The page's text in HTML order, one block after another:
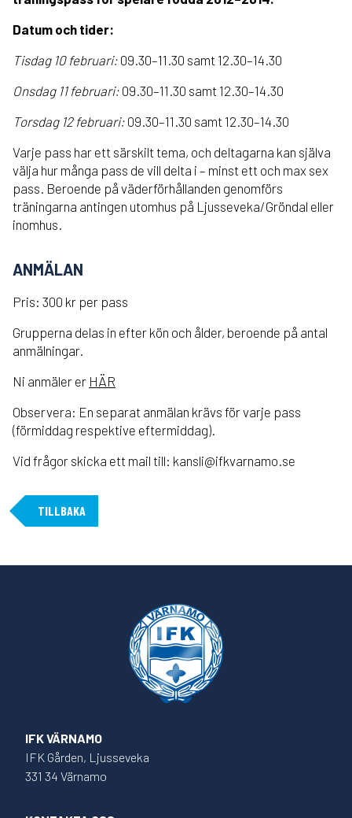
Datum och tider:
Tisdag 10 februari: 09.30–11.30 samt 12.30–14.30
Onsdag 11 februari: 09.30–11.30 samt 12.30–14.30
Torsdag 12 februari: 09.30–11.30 samt 12.30–14.30
Varje pass har ett särskilt tema, och deltagarna kan själva
välja hur många pass de vill delta i – minst ett och max sex
pass. Beroende på väderförhållanden genomförs
träningarna antingen utomhus på Ljusseveka/Gröndal eller
inomhus.
ANMÄLAN
Pris: 300 kr per pass
Grupperna delas in efter kön och ålder, beroende på antal
anmälningar.
Ni anmäler er HÄR
Observera: En separat anmälan krävs för varje pass
(förmiddag respektive eftermiddag).
Vid frågor skicka ett mail till: kansli@ifkvarnamo.se
TILLBAKA
IFK VÄRNAMO
IFK Gården, Ljusseveka
331 34 Värnamo